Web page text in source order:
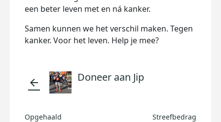
een beter leven met en ná kanker.
Samen kunnen we het verschil maken. Tegen
kanker. Voor het leven. Help je mee?
arrow_back Doneer aan Jip
Opgehaald Streefbedrag